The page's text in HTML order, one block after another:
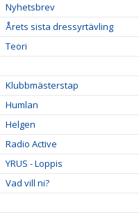
Nyhetsbrev
Årets sista dressyrtävling
Teori
Klubbmästerstap
Humlan
Helgen
Radio Active
YRUS - Loppis
Vad vill ni?